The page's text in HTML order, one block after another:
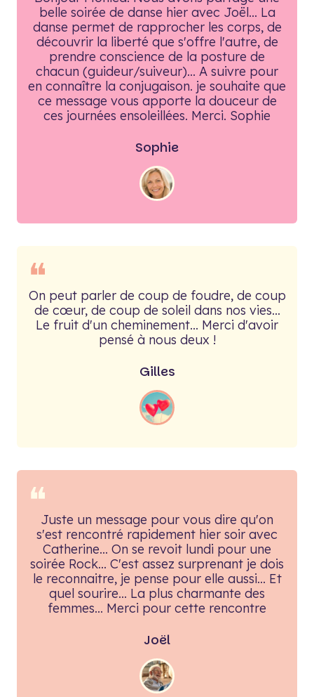
belle soirée de danse hier avec Joël... La
danse permet de rapprocher les corps, de
découvrir la liberté que s'offre l'autre, de
prendre conscience de la posture de
chacun (guideur/suiveur)... A suivre pour
en connaître la conjugaison. je souhaite que
ce message vous apporte la douceur de
ces journées ensoleillées. Merci. Sophie
Sophie
❝
On peut parler de coup de foudre, de coup
de cœur, de coup de soleil dans nos vies...
Le fruit d'un cheminement... Merci d'avoir
pensé à nous deux !
Gilles
❝Juste un message pour vous dire qu'on
s'est rencontré rapidement hier soir avec
Catherine... On se revoit lundi pour une
soirée Rock... C'est assez surprenant je dois
le reconnaitre, je pense pour elle aussi... Et
quel sourire... La plus charmante des
femmes... Merci pour cette rencontre
Joël